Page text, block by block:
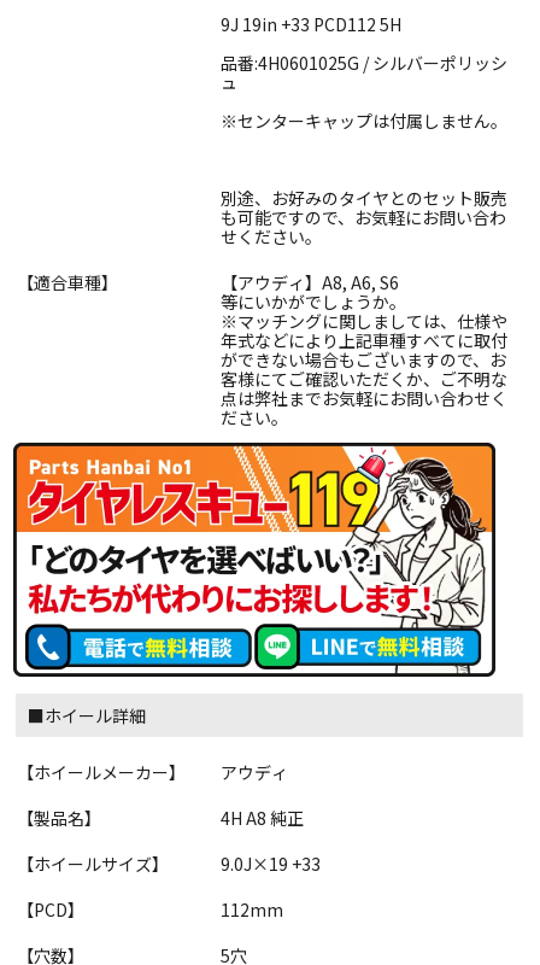
9J 19in +33 PCD112 5H
品番:4H0601025G / シルバーポリッシ
ュ
※センターキャップは付属しません。
別途、お好みのタイヤとのセット販売
も可能ですので、お気軽にお問い合わ
せください。
【適合車種】
【アウディ】A8, A6, S6
等にいかがでしょうか。
※マッチングに関しましては、仕様や
年式などにより上記車種すべてに取付
ができない場合もございますので、お
客様にてご確認いただくか、ご不明な
点は弊社までお気軽にお問い合わせく
ださい。
■ホイール詳細
【ホイールメーカー】
アウディ
【製品名】
4H A8 純正
【ホイールサイズ】
9.0J×19 +33
【PCD】
112mm
【穴数】
5穴